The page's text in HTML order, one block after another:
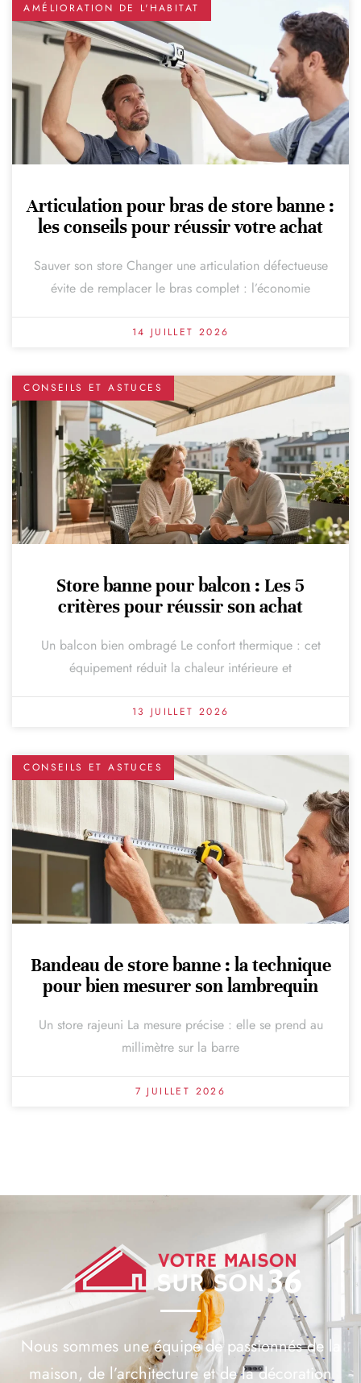
AMÉLIORATION DE L'HABITAT
Articulation pour bras de store banne :
les conseils pour réussir votre achat
Sauver son store Changer une articulation défectueuse
évite de remplacer le bras complet : l’économie
14 JUILLET 2026
CONSEILS ET ASTUCES
Store banne pour balcon : Les 5
critères pour réussir son achat
Un balcon bien ombragé Le confort thermique : cet
équipement réduit la chaleur intérieure et
13 JUILLET 2026
CONSEILS ET ASTUCES
Bandeau de store banne : la technique
pour bien mesurer son lambrequin
Un store rajeuni La mesure précise : elle se prend au
millimètre sur la barre
7 JUILLET 2026
Nous sommes une équipe de passionnés de la
maison, de l’architecture et de la décoration